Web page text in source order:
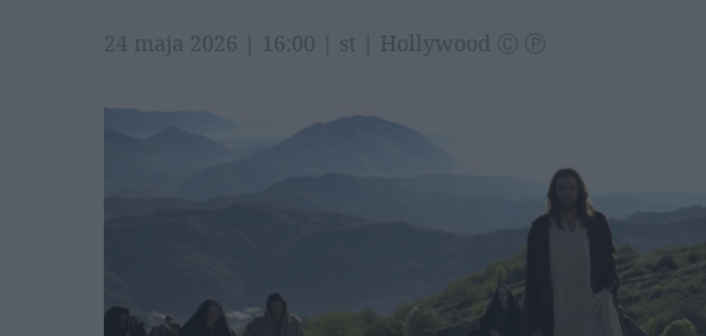
24 maja 2026 | 16:00 | st | Hollywood Ⓒ Ⓟ